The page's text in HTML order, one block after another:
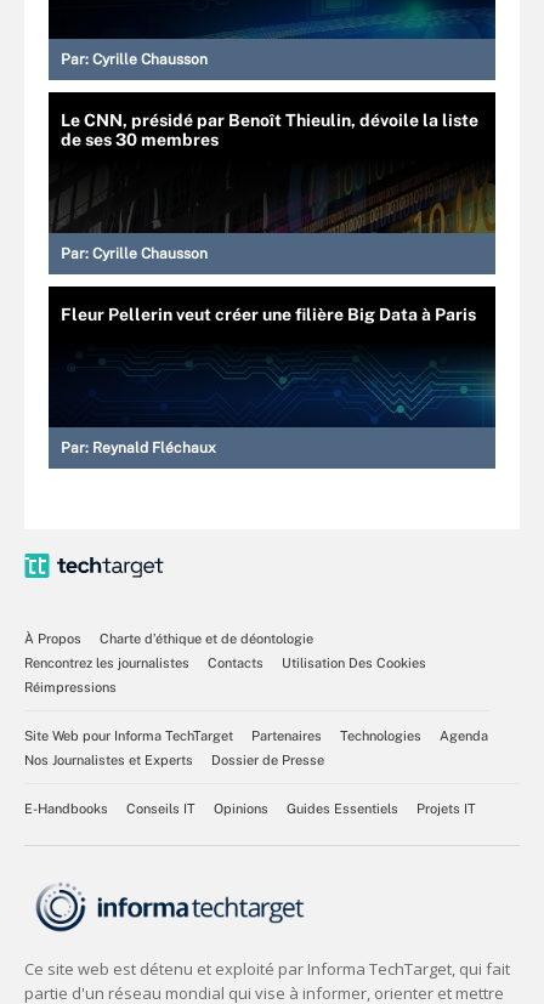
Par: Cyrille Chausson
Le CNN, présidé par Benoît Thieulin, dévoile la liste
de ses 30 membres
Par: Cyrille Chausson
Fleur Pellerin veut créer une filière Big Data à Paris
Par: Reynald Fléchaux
À Propos
Charte d’éthique et de déontologie
Rencontrez les journalistes
Contacts
Utilisation Des Cookies
Réimpressions
Site Web pour Informa TechTarget Partenaires Technologies
Agenda
Nos Journalistes et Experts
Dossier de Presse
E-Handbooks Conseils IT Opinions Guides Essentiels Projets IT